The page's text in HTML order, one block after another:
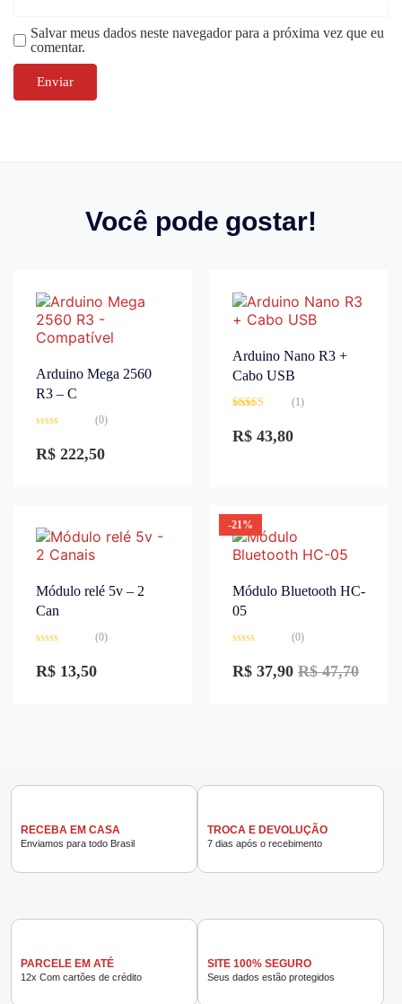
Salvar meus dados neste navegador para a próxima vez que eu
comentar.
Você pode gostar!
Arduino Mega 2560
R3 – C
0
de
(0)
R$ 222,50
Arduino Nano R3 +
Cabo USB
3.00 de
5
(1)
R$ 43,80
Módulo relé 5v – 2
Can
0
de
(0)
R$ 13,50
-21%
Módulo Bluetooth HC-
05
0
de
(0)
R$47,70
R$ 37,90
RECEBA EM CASA
Enviamos para todo Brasil
TROCA E DEVOLUÇÃO
7 dias após o recebimento
PARCELE EM ATÉ
12x Com cartões de crédito
SITE 100% SEGURO
Seus dados estão protegidos